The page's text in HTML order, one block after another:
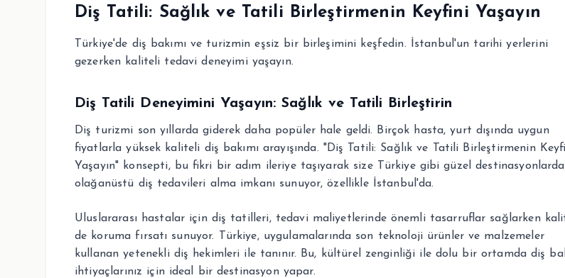
Diş Tatili: Sağlık ve Tatili Birleştirmenin Keyfini Yaşayın
Türkiye'de diş bakımı ve turizmin eşsiz bir birleşimini keşfedin. İstanbul'un tarihi yerlerini
gezerken kaliteli tedavi deneyimi yaşayın.
Diş Tatili Deneyimini Yaşayın: Sağlık ve Tatili Birleştirin
Diş turizmi son yıllarda giderek daha popüler hale geldi. Birçok hasta, yurt dışında uygun
fiyatlarla yüksek kaliteli diş bakımı arayışında. "Diş Tatili: Sağlık ve Tatili Birleştirmenin
Yaşayın" konsepti, bu fikri bir adım ileriye taşıyarak size Türkiye gibi güzel destinasyonlarda
olağanüstü diş tedavileri alma imkanı sunuyor, özellikle İstanbul'da.
Uluslararası hastalar için diş tatilleri, tedavi maliyetlerinde önemli tasarruflar sağlarken
de koruma fırsatı sunuyor. Türkiye, uygulamalarında son teknoloji ürünler ve malzemeler
kullanan yetenekli diş hekimleri ile tanınır. Bu, kültürel zenginliği ile dolu bir ortamda diş
ihtiyaçlarınız için ideal bir destinasyon yapar.